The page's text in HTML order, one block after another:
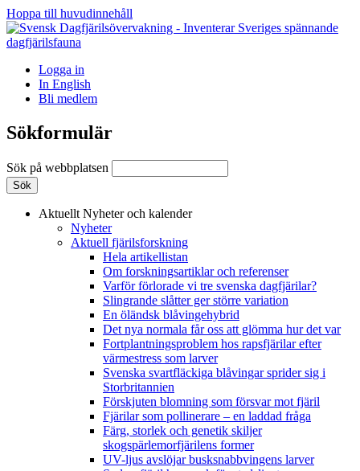
Hoppa till huvudinnehåll
Logga in
In English
Bli medlem
Sökformulär
Sök på webbplatsen
Aktuellt Nyheter och kalender
Nyheter
Aktuell fjärilsforskning
Hela artikellistan
Om forskningsartiklar och referenser
Varför förlorade vi tre svenska dagfjärilar?
Slingrande slåtter ger större variation
En öländsk blåvingehybrid
Det nya normala får oss att glömma hur det var
Fortplantningsproblem hos rapsfjärilar efter
värmestress som larver
Svenska svartfläckiga blåvingar sprider sig i
Storbritannien
Förskjuten blomning som försvar mot fjäril
Fjärilar som pollinerare – en laddad fråga
Färg, storlek och genetik skiljer
skogspärlemorfjärilens former
UV-ljus avslöjar busksnabbvingens larver